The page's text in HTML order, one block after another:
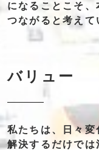
になることこそ、
つながると考えて
バリュー
私たちは、 日々変
解決する だけでは